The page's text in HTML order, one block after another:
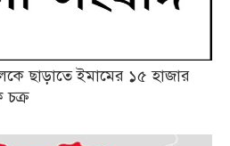
ছাড়াতে ইমামের ১৫ হাজার
চক্র